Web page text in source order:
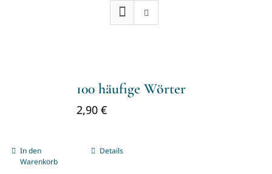
100 häufige Wörter
2,90 €
In den
Warenkorb
Details